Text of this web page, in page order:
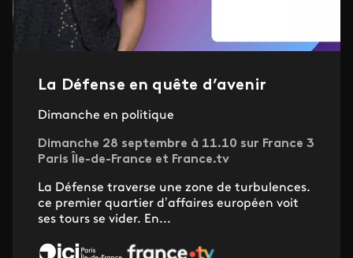
La Défense en quête d’avenir
Dimanche en politique
Dimanche 28 septembre à 11.10 sur France 3
Paris Île-de-France et France.tv
La Défense traverse une zone de turbulences.
ce premier quartier d’affaires européen voit
ses tours se vider. En...